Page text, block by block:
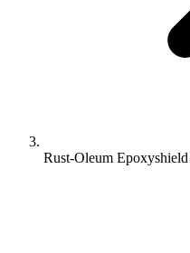
Rust-Oleum